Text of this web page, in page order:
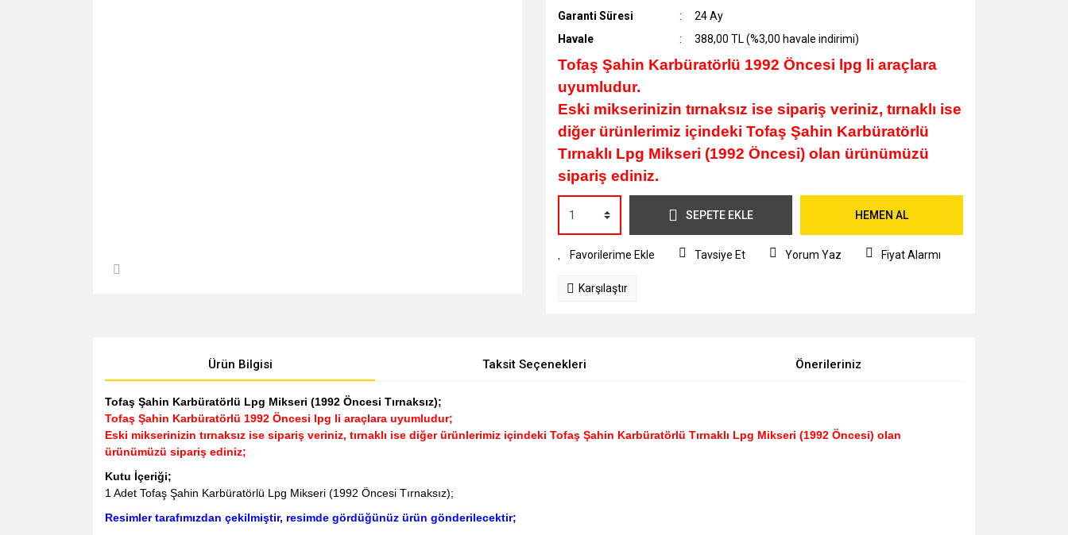
Garanti Süresi
24 Ay
Havale
388,00 TL (%3,00 havale indirimi)
Tofaş Şahin Karbüratörlü 1992 Öncesi lpg li araçlara
uyumludur.
Eski mikserinizin tırnaksız ise sipariş veriniz, tırnaklı ise
diğer ürünlerimiz içindeki Tofaş Şahin Karbüratörlü
Tırnaklı Lpg Mikseri (1992 Öncesi) olan ürünümüzü
sipariş ediniz.
SEPETE EKLE HEMEN AL
Tavsiye Et Yorum Yaz Fiyat Alarmı
Karşılaştır
Ürün Bilgisi Taksit Seçenekleri Önerileriniz
Tofaş Şahin Karbüratörlü Lpg Mikseri (1992 Öncesi Tırnaksız);
Tofaş Şahin Karbüratörlü 1992 Öncesi lpg li araçlara uyumludur;
Eski mikserinizin tırnaksız ise sipariş veriniz, tırnaklı ise diğer ürünlerimiz içindeki Tofaş Şahin Karbüratörlü Tırnaklı Lpg Mikseri (1992 Öncesi) olan
ürünümüzü sipariş ediniz;
Kutu İçeriği;
1 Adet Tofaş Şahin Karbüratörlü Lpg Mikseri (1992 Öncesi Tırnaksız);
Resimler tarafımızdan çekilmiştir, resimde gördüğünüz ürün gönderilecektir;